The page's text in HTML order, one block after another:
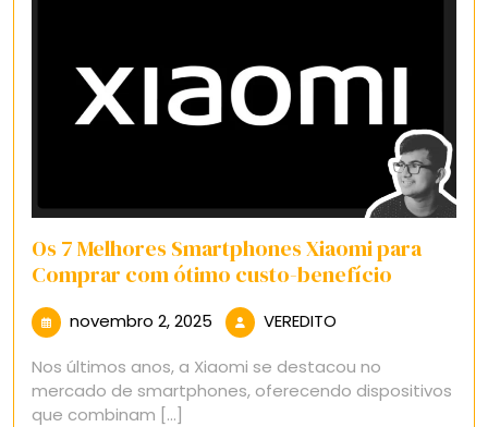
Os 7 Melhores Smartphones Xiaomi para
Comprar com ótimo custo-benefício
novembro 2, 2025 novembro
2025
VEREDITO
Nos últimos anos, a Xiaomi se destacou no
mercado de smartphones, oferecendo dispositivos
que combinam [...]